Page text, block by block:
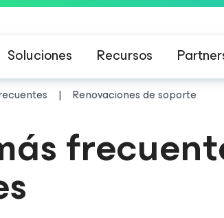
Soluciones Recursos
Renovaciones de soporte